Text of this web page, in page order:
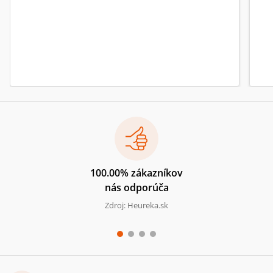
100.00% zákazníkov
nás odporúča
Zdroj: Heureka.sk